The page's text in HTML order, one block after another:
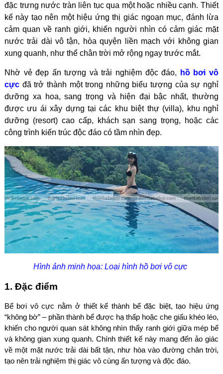
đặc trưng nước tràn liên tục qua một hoặc nhiều cạnh. Thiết
kế này tạo nên một hiệu ứng thị giác ngoạn mục, đánh lừa
cảm quan về ranh giới, khiến người nhìn có cảm giác mặt
nước trải dài vô tận, hòa quyện liền mạch với không gian
xung quanh, như thể chân trời mở rộng ngay trước mắt.
Nhờ vẻ đẹp ấn tượng và trải nghiệm độc đáo,
hồ bơi vô
cựcđã trở thành một trong những biểu tượng của sự nghỉ
dưỡng xa hoa, sang trọng và hiện đại bậc nhất, thường
được ưu ái xây dựng tại các khu biệt thự (villa), khu nghỉ
dưỡng (resort) cao cấp, khách sạn sang trọng, hoặc các
công trình kiến trúc độc đáo có tầm nhìn đẹp.
Hình ảnh minh họa: Loại hình hồ bơi vô cực
1. Đặc điểm
Bể bơi vô cực nằm ở thiết kế thành bể đặc biệt, tạo hiệu ứng
“không bờ” – phần thành bể được hạ thấp hoặc che giấu khéo léo,
khiến cho người quan sát không nhìn thấy ranh giới giữa mép bể
và không gian xung quanh. Chính thiết kế này mang đến ảo giác
về một mặt nước trải dài bất tận, như hòa vào đường chân trời,
tạo nên trải nghiệm thị giác vô cùng ấn tượng và độc đáo.